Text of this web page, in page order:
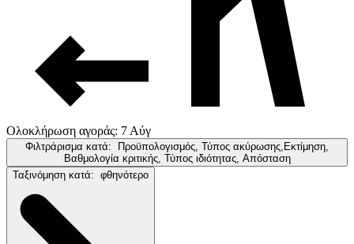
Ολοκλήρωση αγοράς: 7 Αύγ
Φιλτράρισμα κατά: Προϋπολογισμός, Τύπος ακύρωσης,Εκτίμηση,
Βαθμολογία κριτικής, Τύπος ιδιότητας, Απόσταση
Ταξινόμηση κατά: φθηνότερο